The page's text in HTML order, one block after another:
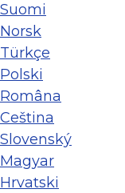
Suomi
Norsk
Türkçe
Polski
Româna
Ceština
Slovenský
Magyar
Hrvatski